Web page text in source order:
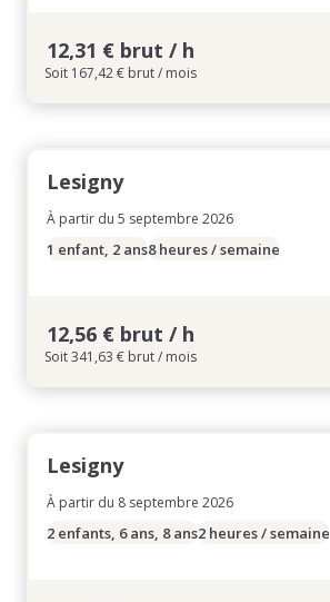
12,31 € brut / h
Soit 167,42 € brut / mois
Lesigny
À partir du 5 septembre 2026
1 enfant, 2 ans8 heures / semaine
12,56 € brut / h
Soit 341,63 € brut / mois
Lesigny
À partir du 8 septembre 2026
2 enfants, 6 ans, 8 ans2 heures / semaine